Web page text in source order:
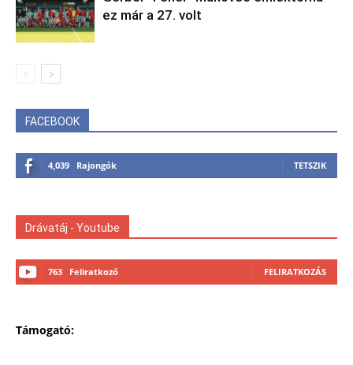
ez már a 27. volt
FACEBOOK
4,039 Rajongók TETSZIK
Drávatáj - Youtube
763 Feliratkozó FELIRATKOZÁS
Támogató: